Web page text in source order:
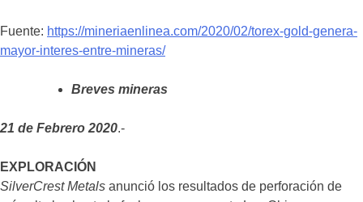
Fuente: https://mineriaenlinea.com/2020/02/torex-gold-genera-
mayor-interes-entre-mineras/
Breves mineras
21 de Febrero 2020.-
EXPLORACIÓN
SilverCrest Metals anunció los resultados de perforación de